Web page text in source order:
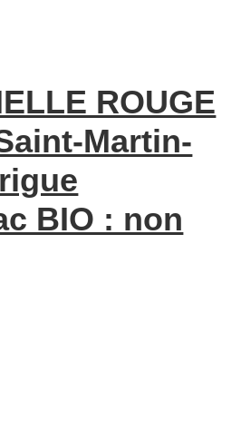
ROUGE
Martin-
BIO : non